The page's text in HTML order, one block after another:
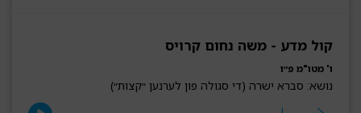
קול מדע - משה נחום קרויס
ו' מטו"מ פ״ו
נושא: סברא ישרה (די סגולה פון לערנען ״קצות״)